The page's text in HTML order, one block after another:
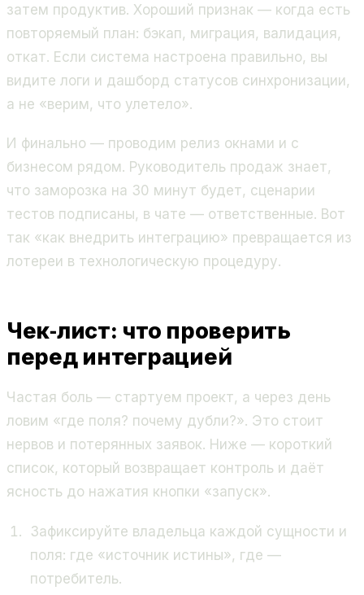
затем продуктив. Хороший признак — когда есть
повторяемый план: бэкап, миграция, валидация,
откат. Если система настроена правильно, вы
видите логи и дашборд статусов синхронизации,
а не «верим, что улетело».
И финально — проводим релиз окнами и с
бизнесом рядом. Руководитель продаж знает,
что заморозка на 30 минут будет, сценарии
тестов подписаны, в чате — ответственные. Вот
так «как внедрить интеграцию» превращается из
лотереи в технологическую процедуру.
Чек‑лист: что проверить
перед интеграцией
Частая боль — стартуем проект, а через день
ловим «где поля? почему дубли?». Это стоит
нервов и потерянных заявок. Ниже — короткий
список, который возвращает контроль и даёт
ясность до нажатия кнопки «запуск».
Зафиксируйте владельца каждой сущности и
поля: где «источник истины», где —
потребитель.